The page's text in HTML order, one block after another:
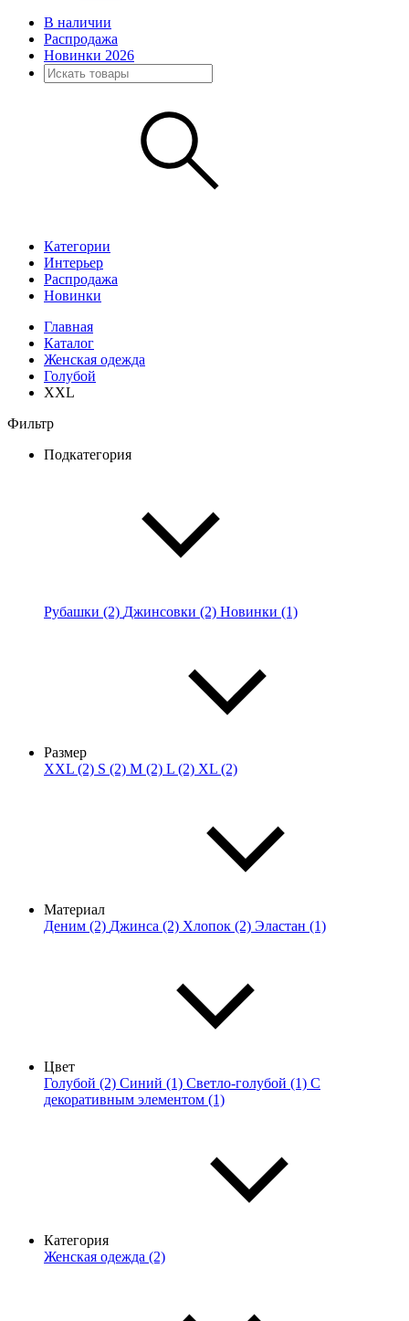
В наличии
Распродажа
Новинки 2026
Категории
Интерьер
Распродажа
Новинки
Главная
Каталог
Женская одежда
Голубой
XXL
Фильтр
Подкатегория
Рубашки (2) Джинсовки (2) Новинки (1)
Размер
XXL (2) S (2) M (2) L (2) XL (2)
Материал
Деним (2) Джинса (2) Хлопок (2) Эластан (1)
Цвет
Голубой (2) Синий (1) Светло-голубой (1) С
декоративным элементом (1)
Категория
Женская одежда (2)